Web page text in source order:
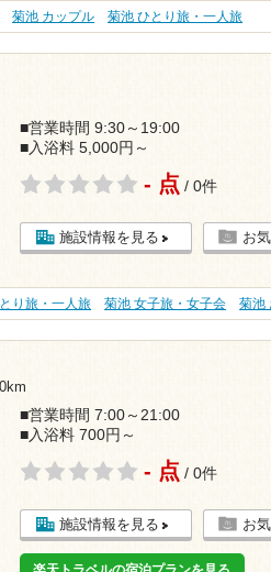
菊池 カップル 菊池 ひとり旅・一人旅
■営業時間 9:30～19:00
■入浴料 5,000円～
- 点 / 0件
施設情報を見る お
り旅・一人旅 菊池 女子旅・女子会 菊池
■営業時間 7:00～21:00
■入浴料 700円～
- 点 / 0件
施設情報を見る お